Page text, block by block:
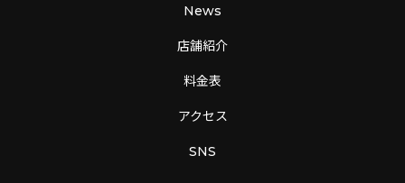
News
店舗紹介
料金表
アクセス
SNS